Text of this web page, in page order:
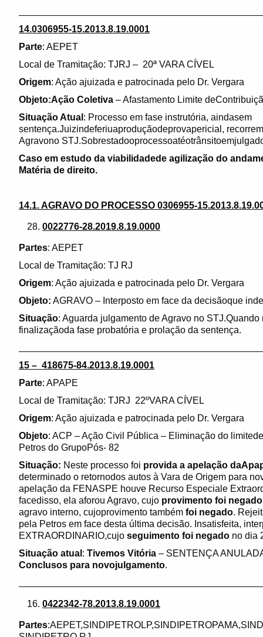
14.0306955-15.2013.8.19.0001
Parte: AEPET
Local de Tramitação: TJRJ – 20ª VARA CÍVEL
Origem: Ação ajuizada e patrocinada pelo Dr. Vergara
Objeto:Ação Coletiva – Afastamento Limite
Situação Atual : Processo em fase instrutória, aindasem
sentença.Juizindeferiuaproduçãodeprovapericial,
Agravono
Caso em estudo da viabilidadede agilização do
Matéria de direito.
14.1. AGRAVO DO PROCESSO 0306955-
0022776-28.2019.8.19.0000
Partes: AEPET
Local de Tramitação: TJ RJ
Origem: Ação ajuizada e patrocinada pelo Dr. Vergara
Objeto: AGRAVO – Interposto em face da decisãoque
Situação: Aguarda julgamento de Agravo no
finalizaçãoda fase probatória e prolação da sentença.
15 – 418675-84.2013.8.19.0001
Parte: APAPE
Local de Tramitação: TJRJ 22ºVARA CÍVEL
Origem: Ação ajuizada e patrocinada pelo Dr. Vergara
Objeto: ACP – Ação Civil Pública – Eliminação do
Petros do GrupoPós- 82
Situação: Neste processo foi provida a apelação
determinado o retornodos autos à Vara de Origem para
apelação da FENASPE houve Recurso Especiale
facedisso, ela aforou Agravo, cujo provimento foi negado
agravo interno, cujoprovimento também foi negado.
pela Petros em face desta última decisão. Insatisfeita,
EXTRAORDINARIO,cujo seguimento foi negado no dia
Situação atual : Tivemos Vitória – SENTENÇA
Conclusos para novojulgamento.
0422342-78.2013.8.19.0001
Partes